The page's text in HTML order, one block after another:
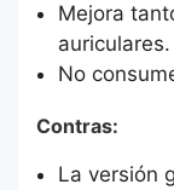
Mejora
auriculares.
No
Contras:
La versión